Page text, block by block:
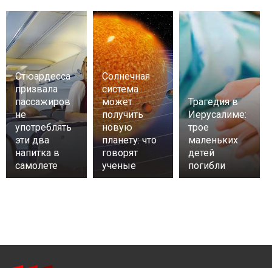
Стюардесса
призвала
пассажиров
не
употреблять
эти два
напитка в
самолете
Солнечная
система
может
получить
новую
планету: что
говорят
ученые
Трагедия в
Иерусалиме:
трое
маленьких
детей
погибли